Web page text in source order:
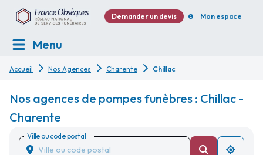
Demander un devis Mon espace
Menu
Accueil Nos Agences Charente Chillac
Nos agences de pompes funèbres : Chillac -
Charente
Ville ou code postal